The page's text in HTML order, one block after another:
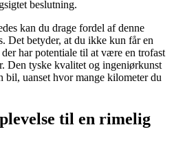
beslutning.
kan du drage fordel af denne
Det betyder, at du ikke kun får en
har potentiale til at være en trofast
Den tyske kvalitet og ingeniørkunst
bil, uanset hvor mange kilometer du
til en rimelig